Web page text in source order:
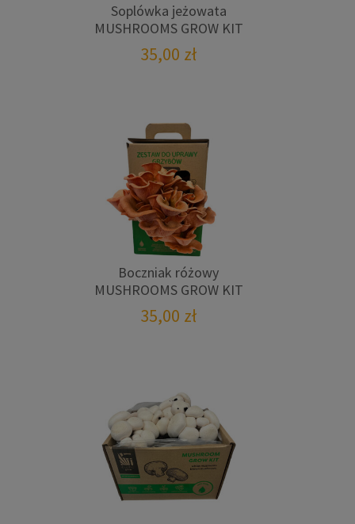
Soplówka jeżowata
MUSHROOMS GROW KIT
35,00 zł
Boczniak różowy
MUSHROOMS GROW KIT
35,00 zł